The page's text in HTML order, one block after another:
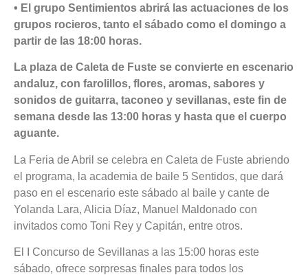
• El grupo Sentimientos abrirá las actuaciones de los
grupos rocieros, tanto el sábado como el domingo a
partir de las 18:00 horas.
La plaza de Caleta de Fuste se convierte en escenario
andaluz, con farolillos, flores, aromas, sabores y
sonidos de guitarra, taconeo y sevillanas, este fin de
semana desde las 13:00 horas y hasta que el cuerpo
aguante.
La Feria de Abril se celebra en Caleta de Fuste abriendo
el programa, la academia de baile 5 Sentidos, que dará
paso en el escenario este sábado al baile y cante de
Yolanda Lara, Alicia Díaz, Manuel Maldonado con
invitados como Toni Rey y Capitán, entre otros.
El I Concurso de Sevillanas a las 15:00 horas este
sábado, ofrece sorpresas finales para todos los